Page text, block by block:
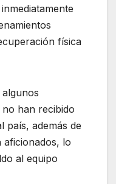
física
han recibido
país, además de
aficionados, lo
al equipo